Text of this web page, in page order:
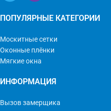
ПОПУЛЯРНЫЕ КАТЕГОРИИ
Москитные сетки
Оконные плёнки
Мягкие окна
ИНФОРМАЦИЯ
Вызов замерщика